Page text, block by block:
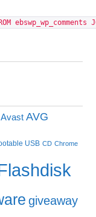
FROM
Avast AVG
USB CD Chrome
giveaway